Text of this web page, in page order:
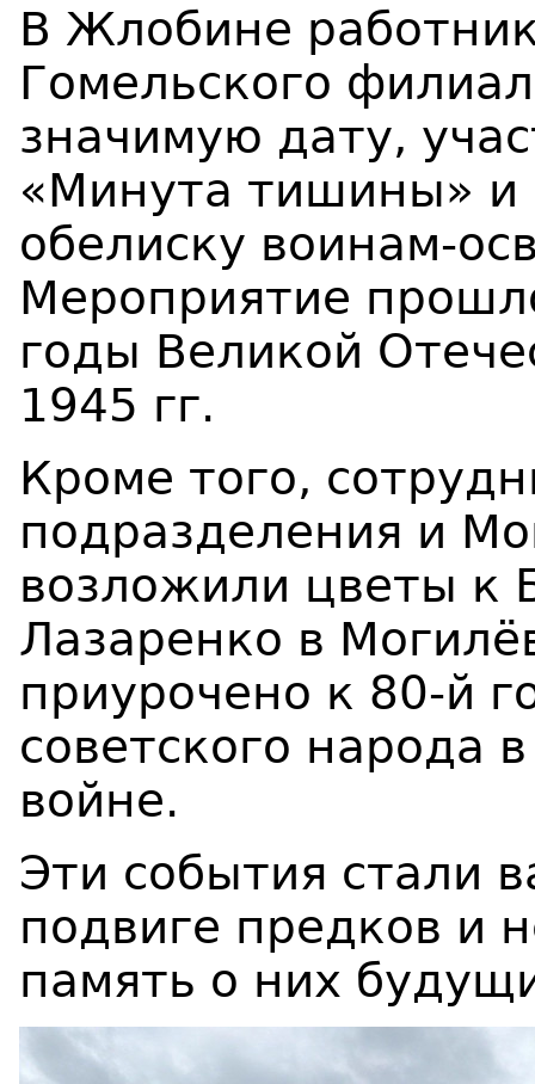
В Жлобине
Гомельского
значимую дату,
«Минута тишины» и
обелиску воинам-
Мероприятие
годы Великой
1945 гг.
Кроме того,
подразделения и
возложили цветы к
Лазаренко в
приурочено к 80-й
советского народа
войне.
Эти события стали
подвиге предков и
память о них